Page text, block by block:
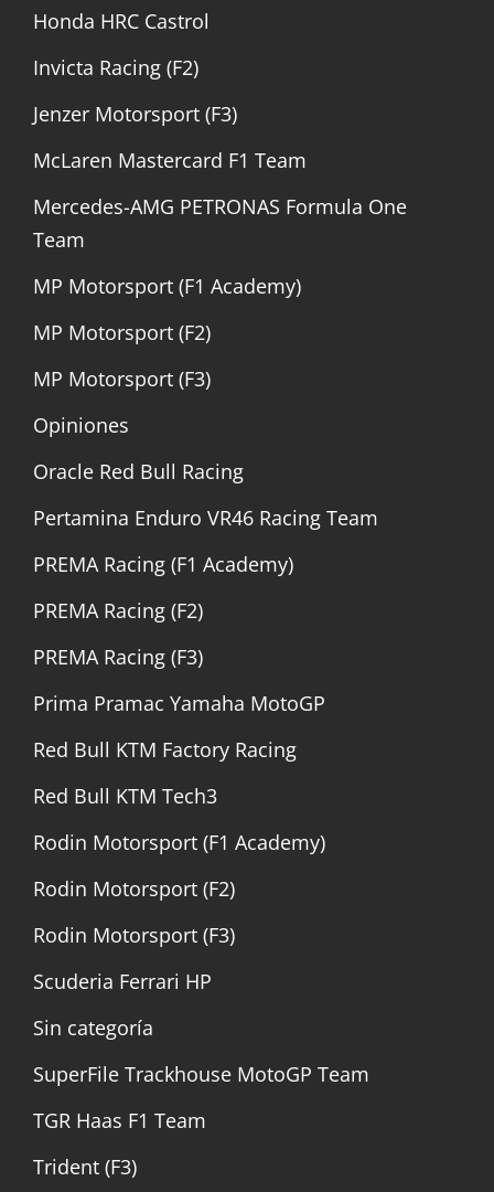
Honda HRC Castrol
Invicta Racing (F2)
Jenzer Motorsport (F3)
McLaren Mastercard F1 Team
Mercedes-AMG PETRONAS Formula One
Team
MP Motorsport (F1 Academy)
MP Motorsport (F2)
MP Motorsport (F3)
Opiniones
Oracle Red Bull Racing
Pertamina Enduro VR46 Racing Team
PREMA Racing (F1 Academy)
PREMA Racing (F2)
PREMA Racing (F3)
Prima Pramac Yamaha MotoGP
Red Bull KTM Factory Racing
Red Bull KTM Tech3
Rodin Motorsport (F1 Academy)
Rodin Motorsport (F2)
Rodin Motorsport (F3)
Scuderia Ferrari HP
Sin categoría
SuperFile Trackhouse MotoGP Team
TGR Haas F1 Team
Trident (F3)